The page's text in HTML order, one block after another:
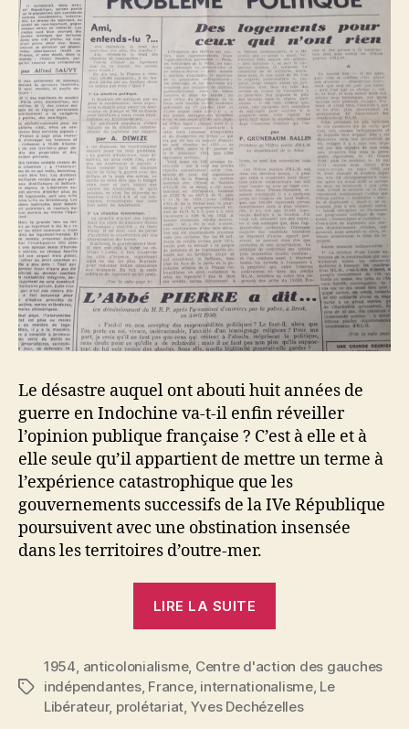
Le désastre auquel ont abouti huit années de
guerre en Indochine va-t-il enfin réveiller
l’opinion publique française ? C’est à elle et à
elle seule qu’il appartient de mettre un terme à
l’expérience catastrophique que les
gouvernements successifs de la IVe République
poursuivent avec une obstination insensée
dans les territoires d’outre-mer.
LIRE LA SUITE
Les
travailleurs
français
Étiquettes
1954, anticolonialisme, Centre d'action des gauches
indépendantes, France, internationalisme, Le
Libérateur, prolétariat, Yves Dechézelles